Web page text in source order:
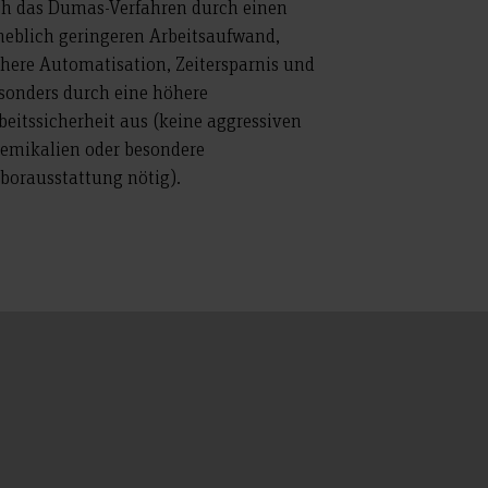
das Dumas-Verfahren durch einen
geringeren Arbeitsaufwand,
Automatisation, Zeitersparnis und
durch eine höhere
aus (keine aggressiven
oder besondere
nötig).